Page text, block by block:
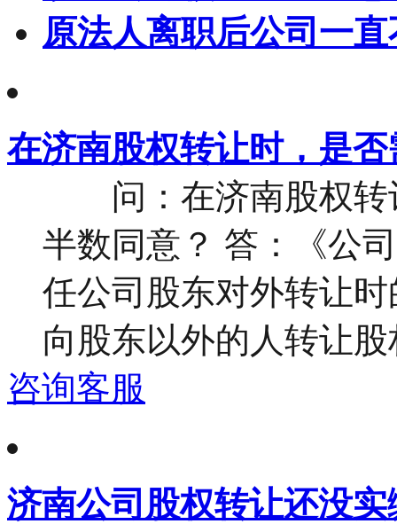
原法人离职后公司一
在济南股权转让时，是
问：在济南股权转
半数同意？ 答：《公
任公司股东对外转让
向股东以外的人转让
咨询客服
济南公司股权转让还没